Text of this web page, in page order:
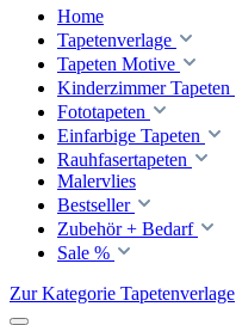
Home
Tapetenverlage
Tapeten Motive
Kinderzimmer Tapeten
Fototapeten
Einfarbige Tapeten
Rauhfasertapeten
Malervlies
Bestseller
Zubehör + Bedarf
Sale %
Zur Kategorie Tapetenverlage